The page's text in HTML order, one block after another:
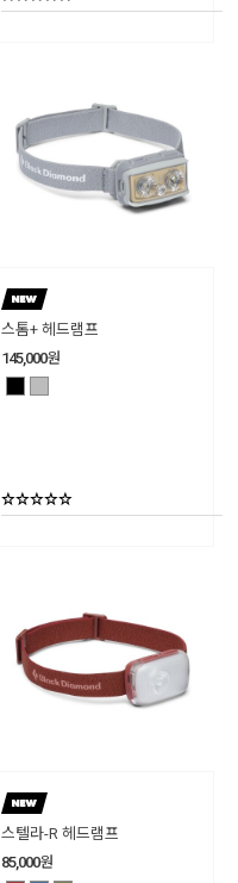
스톰+ 헤드램프
145,000원
스텔라-R 헤드램프
85,000원